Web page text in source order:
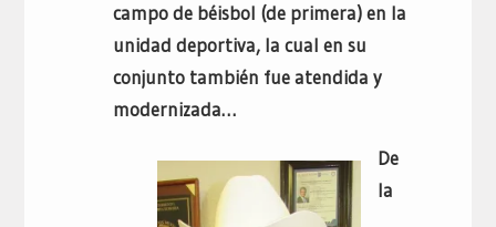
campo de béisbol (de primera) en la
unidad deportiva, la cual en su
conjunto también fue atendida y
modernizada…
De
la